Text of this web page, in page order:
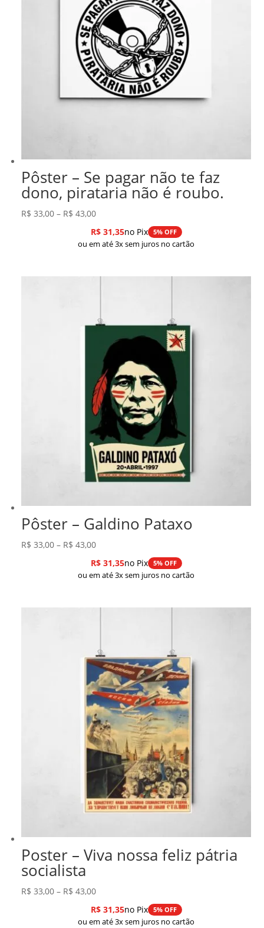
Pôster – Se pagar não te faz
dono, pirataria não é roubo.
R$ 33,00 – R$ 43,00Faixa
de
preço:
através
R$31,35no Pix 5% OFF
ou em até 3x sem juros no cartão
Pôster – Galdino Pataxo
R$ 33,00 – R$ 43,00Faixa
de
preço:
através
R$31,35no Pix 5% OFF
ou em até 3x sem juros no cartão
Poster – Viva nossa feliz pátria
socialista
R$ 33,00 – R$ 43,00Faixa
de
preço:
R$31,35no Pix 5% OFF
ou em até 3x sem juros no cartão